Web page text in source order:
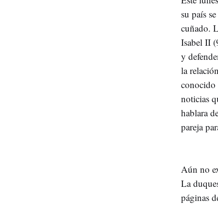
su país
cuñado.
Isabel II
y
la
conocido
noticias
hablara
pareja
Aún no
La
páginas